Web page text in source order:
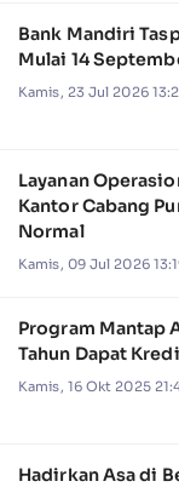
Bank Mandiri
Mulai 14
Kamis, 23 Jul 2026
Layanan
Kantor Cabang
Normal
Kamis, 09 Jul 2026
Program Mantap
Tahun Dapat
Kamis, 16 Okt 2025
Hadirkan Asa di